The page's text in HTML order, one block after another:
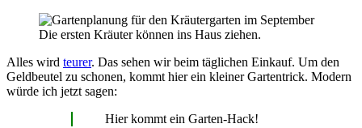
Die ersten Kräuter können ins Haus ziehen.
Alles wird teurer. Das sehen wir beim täglichen Einkauf. Um den
Geldbeutel zu schonen, kommt hier ein kleiner Gartentrick. Modern
würde ich jetzt sagen:
Hier kommt ein Garten-Hack!